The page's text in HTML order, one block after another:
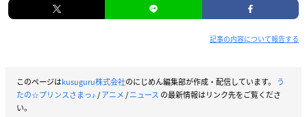
記事の内容について報告する
このページはkusuguru株式会社のにじめん編集部が作成・配信しています。
う
たの☆プリンスさまっ♪/アニメ/ニュース の最新情報はリンク先をご覧くださ
い。